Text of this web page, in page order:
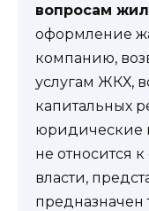
вопросам
оформление
компанию,
услугам ЖКХ,
капитальных
юридические
не относится
власти,
предназначен